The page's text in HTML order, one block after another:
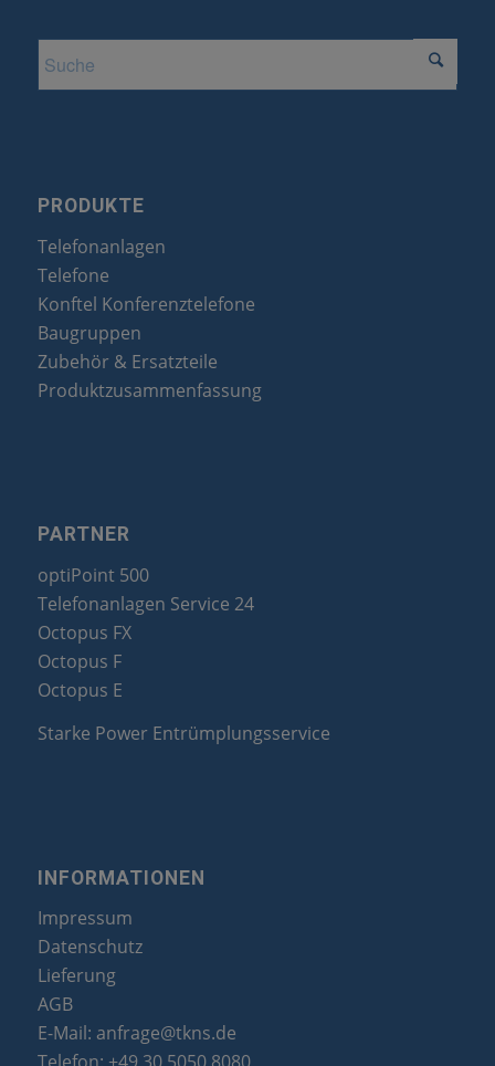
PRODUKTE
Telefonanlagen
Telefone
Konftel Konferenztelefone
Baugruppen
Zubehör & Ersatzteile
Produktzusammenfassung
PARTNER
optiPoint 500
Telefonanlagen Service 24
Octopus FX
Octopus F
Octopus E
Starke Power Entrümplungsservice
INFORMATIONEN
Impressum
Datenschutz
Lieferung
AGB
E-Mail: anfrage@tkns.de